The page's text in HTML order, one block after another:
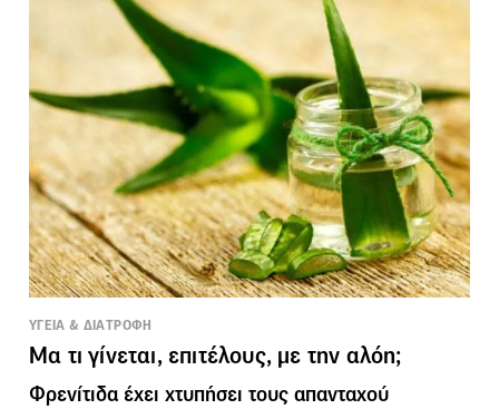
ΥΓΕΙΑ & ΔΙΑΤΡΟΦΗ
Μα τι γίνεται, επιτέλους, με την αλόη;
Φρενίτιδα έχει χτυπήσει τους απανταχού